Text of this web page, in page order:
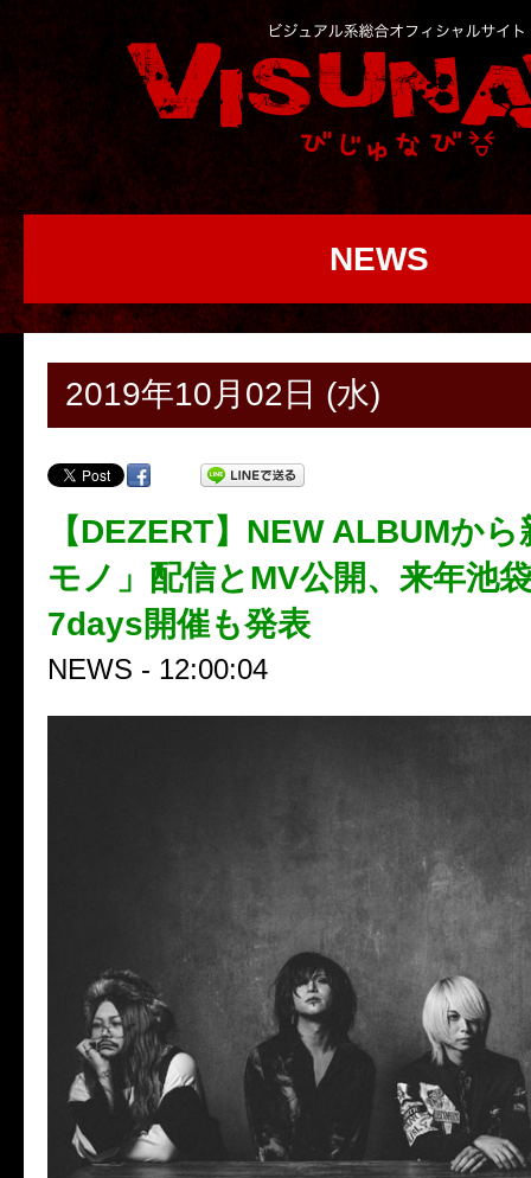
NEWS
2019年10月02日 (水)
【DEZERT】NEW ALBUMか
モノ」配信とMV公開、来年池
7days開催も発表
NEWS - 12:00:04